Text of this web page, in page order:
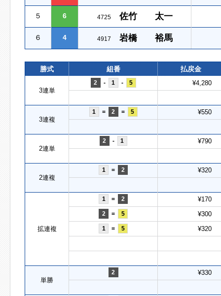
５ 6 4725 佐竹 太一
６ 4 4917 岩橋 裕馬
勝式 組番 払戻金
3連単
2 - 1 - 5 ¥4,280
3連複
1 = 2 = 5 ¥550
2連単
2 - 1 ¥790
2連複
1 = 2 ¥320
拡連複
1 = 2 ¥170
2 = 5 ¥300
1 = 5 ¥320
単勝
2 ¥330